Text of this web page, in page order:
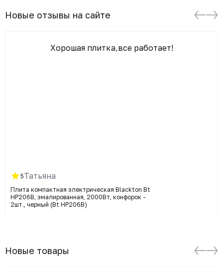
Новые отзывы на сайте
Хорошая плитка,все работает!
5Татьяна
Плита компактная электрическая Blackton Bt
HP206B, эмалированная, 2000Вт, конфорок -
2шт., черный (Bt HP206B)
Новые товары